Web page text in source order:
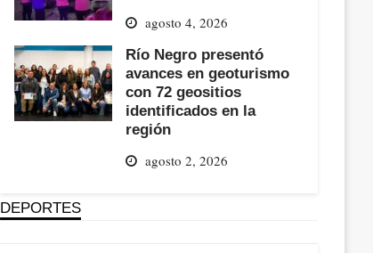
agosto 4, 2026
Río Negro presentó
avances en geoturismo
con 72 geositios
identificados en la
región
agosto 2, 2026
DEPORTES